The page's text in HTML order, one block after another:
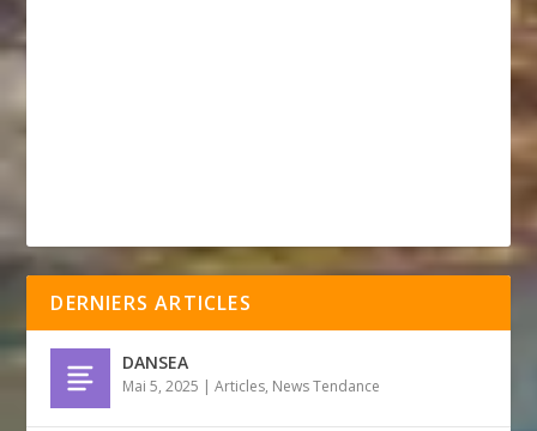
DERNIERS ARTICLES
DANSEA
Mai 5, 2025 |Articles, News Tendance